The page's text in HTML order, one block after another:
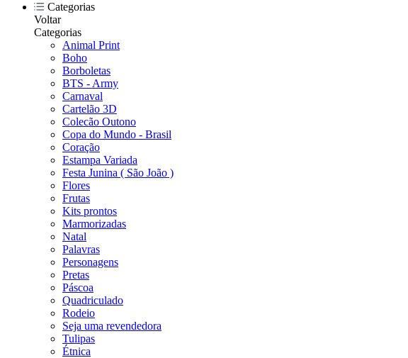
Categorias
Voltar
Categorias
Animal Print
Boho
Borboletas
BTS - Army
Carnaval
Cartelão 3D
Colecão Outono
Copa do Mundo - Brasil
Coração
Estampa Variada
Festa Junina ( São João )
Flores
Frutas
Kits prontos
Marmorizadas
Natal
Palavras
Personagens
Pretas
Páscoa
Quadriculado
Rodeio
Seja uma revendedora
Tulipas
Étnica